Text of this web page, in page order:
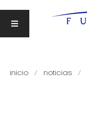
inicio noticias